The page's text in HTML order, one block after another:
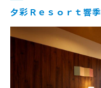
夕彩Ｒｅｓｏｒｔ響季